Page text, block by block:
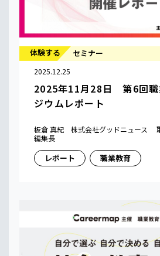
体験する セミナー
2025.12.25
2025年11月28日 第6回職
ジウムレポート
板倉 真紀 株式会社グッドニュース
編集長
レポート 職業教育